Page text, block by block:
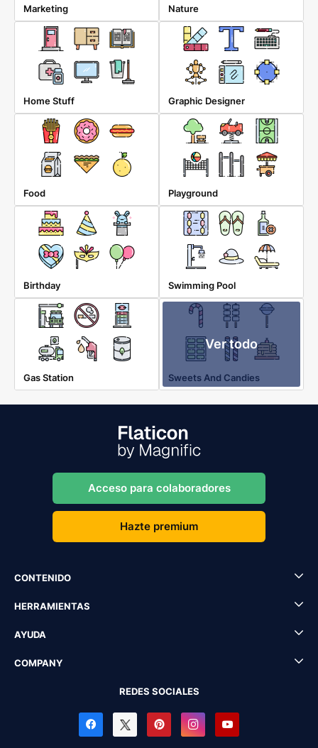
Marketing Nature
Home Stuff Graphic Designer
Food Playground
Birthday Swimming Pool
Gas Station
Ver todo
Sweets And Candies
Acceso para colaboradores
Hazte premium
CONTENIDO
HERRAMIENTAS
AYUDA
COMPANY
REDES SOCIALES